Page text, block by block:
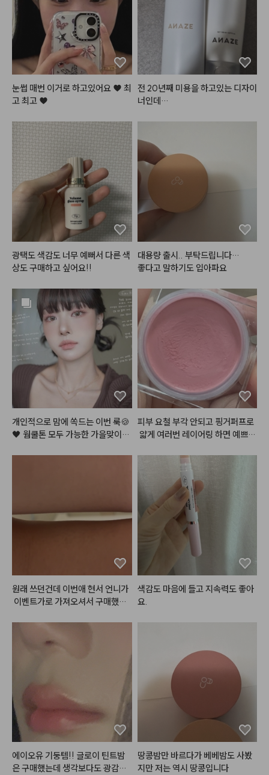
립에도 베이스 립으로 깔아주고 글
로스나 다른 틴트 얹으면 지속력 꽤
예전 샀을 때는 색상이 많이 없었는
데 최근 보니 색상도 다양해지고 라
인업도 다양해져서 소장 욕구 더 드
는 것 같아요.
예전보다 판매처도 다양해지고 살
좋은 것 같습니다.
려요!!
눈썹 매번 이거로 하고있어요 ♥ 최
고 최고 ♥
전 20년째 미용을 하고있는 디자이
너인데
요
고객님들 모발은 적당한 손상모도
있고
극손상모들도 많은데
시몽***는 너무 라이트하고
모발마다 다른제품 맞춰드리다보
니 제가 구매해여할 기본 제품이 넘
많고  본인모발에 맞는 제품보단 다
른제품 향을 찾는 경우도 있어서 추
천이 참말 귀찮고 어려웠는데
멜로우 크림은 극손상모도 기본손
상모도 다
사용 가능하고 향이 불호가 없어서
넘  좋아요
바르고 손에 남는 유분감도 없고
소량으로도 가능해서 만족도도 좋
습니다.
광택도 색감도 너무 예뻐서 다른 색
상도 구매하고 싶어요!!
대용량 출시.. 부탁드립니다…
좋다고 말하기도 입아파요
개인적으로 맘에 쏙드는 이번 룩🍪
🖤 웜쿨톤 모두 가능한 가을맞이,,
고 예쁜 레이어드 목걸이, 이 갈색
가디건은 그만입고 싶었는데ㅋㅋ
#메이크업 #화장품정보#make
up
피부 요철 부각 안되고 핑거퍼프로
얇게 여러번 레이어링 하면 예쁘게
원래 쓰던건데 이번애 현서 언니가
이벤트가로 가져오셔서 구매했어
색감도 마음에 들고 지속력도 좋아
요.
에이오유 기둥템!! 글로이 틴트밤
은 구매했는데 생각보다도 광감이
땅콩밤만 바르다가 베베밤도 사봤
지만 저는 역시 땅콩입니다